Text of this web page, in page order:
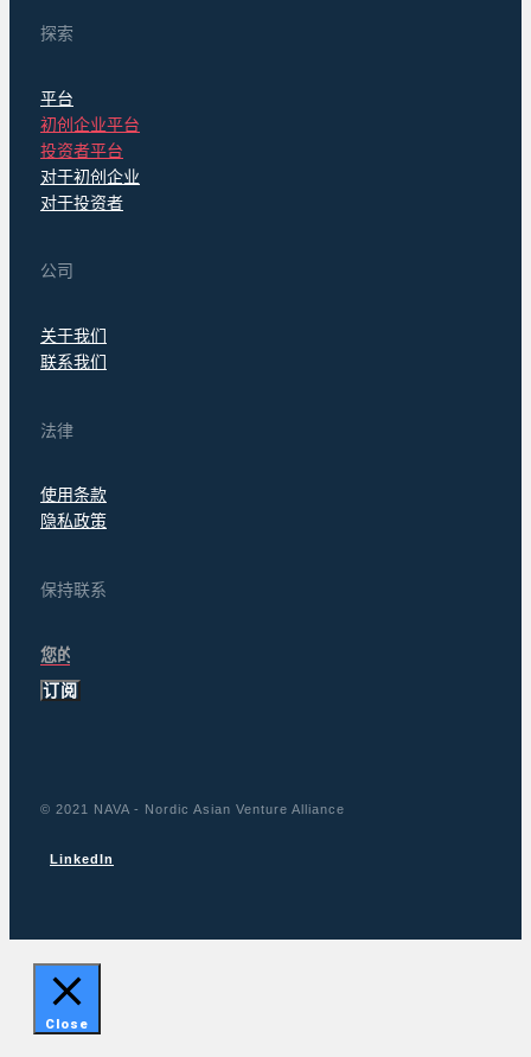
探索
平台
初创企业平台
投资者平台
对于初创企业
对于投资者
公司
关于我们
联系我们
法律
使用条款
隐私政策
保持联系
订阅
© 2021 NAVA - Nordic Asian Venture Alliance
LinkedIn
Close